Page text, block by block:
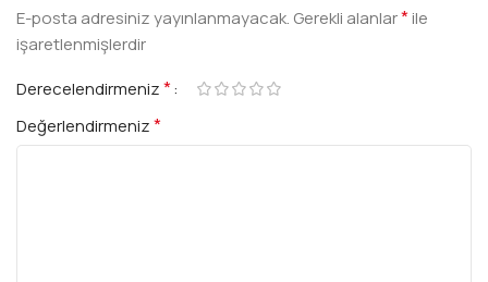
E-posta adresiniz yayınlanmayacak. Gerekli alanlar*ile
işaretlenmişlerdir
Derecelendirmeniz*
Değerlendirmeniz*